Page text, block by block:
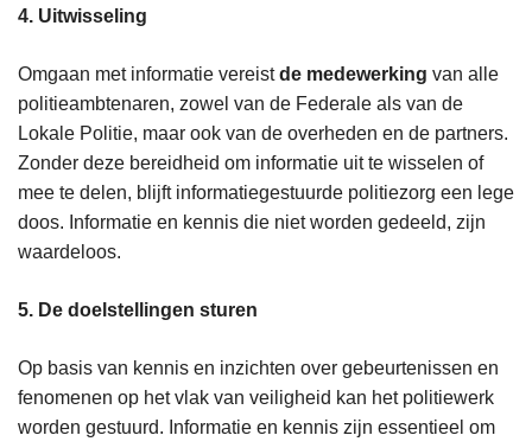
4. Uitwisseling
Omgaan met informatie vereistde medewerking van alle
politieambtenaren, zowel van de Federale als van de
Lokale Politie, maar ook van de overheden en de partners.
Zonder deze bereidheid om informatie uit te wisselen of
mee te delen, blijft informatiegestuurde politiezorg een lege
doos. Informatie en kennis die niet worden gedeeld, zijn
waardeloos.
5. De doelstellingen sturen
Op basis van kennis en inzichten over gebeurtenissen en
fenomenen op het vlak van veiligheid kan het politiewerk
worden gestuurd. Informatie en kennis zijn essentieel om